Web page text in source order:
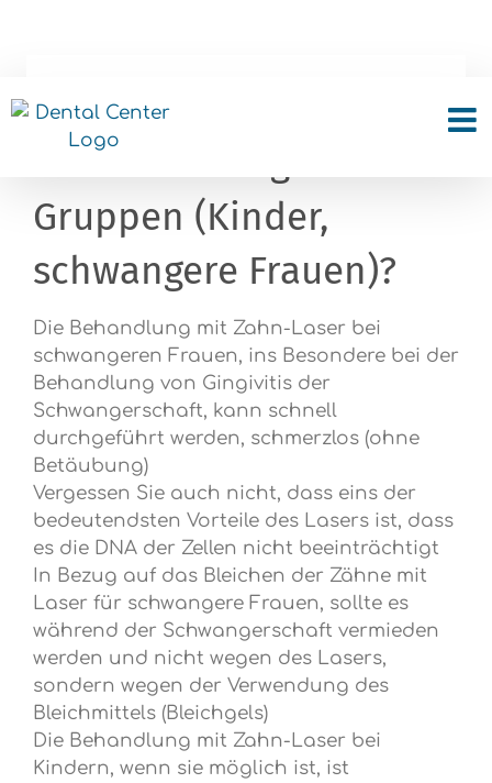
Welcher ist der Einsatz
von Laser für gefährdete
Gruppen (Kinder,
schwangere Frauen)?
Die Behandlung mit Zahn-Laser bei
schwangeren Frauen, ins Besondere bei der
Behandlung von Gingivitis der
Schwangerschaft, kann schnell
durchgeführt werden, schmerzlos (ohne
Betäubung)
Vergessen Sie auch nicht, dass eins der
bedeutendsten Vorteile des Lasers ist, dass
es die DNA der Zellen nicht beeinträchtigt
In Bezug auf das Bleichen der Zähne mit
Laser für schwangere Frauen, sollte es
während der Schwangerschaft vermieden
werden und nicht wegen des Lasers,
sondern wegen der Verwendung des
Bleichmittels (Bleichgels)
Die Behandlung mit Zahn-Laser bei
Kindern, wenn sie möglich ist, ist